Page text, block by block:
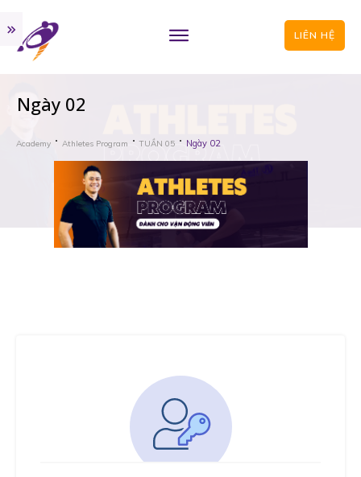
LIÊN HỆ
Ngày 02
Academy Athletes Program TUẦN 05 Ngày 02